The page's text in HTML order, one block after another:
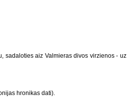
sadaloties aiz Valmieras divos virzienos - uz
hronikas dati).